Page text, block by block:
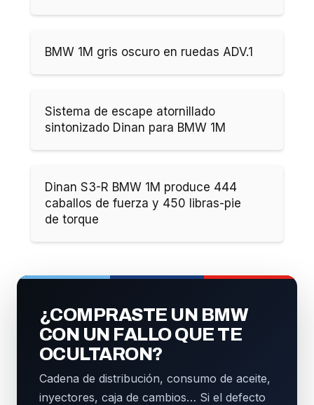
BMW 1M gris oscuro en ruedas ADV.1
Sistema de escape atornillado
sintonizado Dinan para BMW 1M
Dinan S3-R BMW 1M produce 444
caballos de fuerza y 450 libras-pie
de torque
¿COMPRASTE UN BMW
CON UN FALLO QUE TE
OCULTARON?
Cadena de distribución, consumo de aceite,
inyectores, caja de cambios… Si el defecto